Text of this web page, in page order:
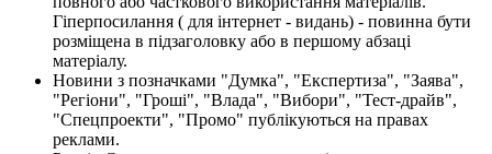
Гіперпосилання ( для інтернет - видань) - повинна бути
розміщена в підзаголовку або в першому абзаці
матеріалу.
Новини з позначками "Думка", "Експертиза", "Заява",
"Регіони", "Гроші", "Влада", "Вибори", "Тест-драйв",
"Спецпроекти", "Промо" публікуються на правах
реклами.